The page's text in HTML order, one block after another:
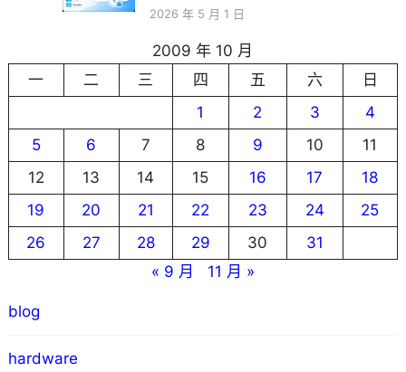
2026 年 5 月 1 日
2009 年 10 月
一
二 三 四 五 六
日
1
2 3
4
5
6 7 8 9 10
11
12
13 14 15 16 17
18
19
20 21 22 23 24
25
26
27 28 29 30
31
« 9 月
11 月 »
blog
hardware